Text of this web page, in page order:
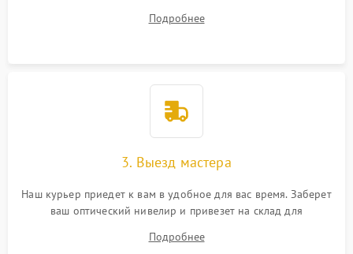
Подробнее
3. Выезд мастера
Наш курьер приедет к вам в удобное для вас время. Заберет
ваш оптический нивелир и привезет на склад для
Подробнее